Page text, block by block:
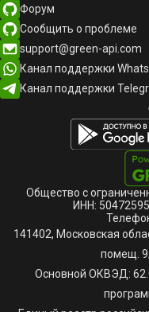
Форум
Сообщить о проблеме
support@green-api.com
Канал поддержки
Канал поддержки
Русский
English
Общество с
ИНН:
141402, Московская
помещ.
Основной ОКВЭД: